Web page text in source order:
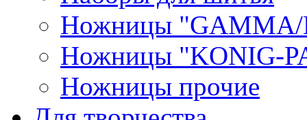
Ножницы "GAMMA/
Ножницы "KONIG-
Ножницы прочие